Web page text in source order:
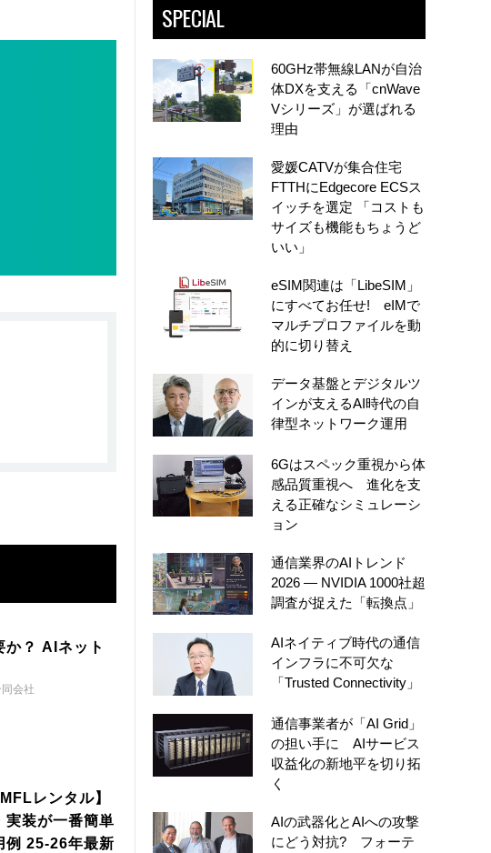
か？ AIネット
会社
レンタル】
装が一番簡単
例 25-26年最新
SPECIAL
60GHz帯無線LANが自治
体DXを支える「cnWave
Vシリーズ」が選ばれる
理由
愛媛CATVが集合住宅
FTTHにEdgecore ECSス
イッチを選定 「コストも
サイズも機能もちょうど
いい」
eSIM関連は「LibeSIM」
にすべてお任せ! eIMで
マルチプロファイルを動
的に切り替え
データ基盤とデジタルツ
インが支えるAI時代の自
律型ネットワーク運用
6Gはスペック重視から体
感品質重視へ 進化を支
える正確なシミュレーシ
ョン
通信業界のAIトレンド
2026 ― NVIDIA 1000社超
調査が捉えた「転換点」
AIネイティブ時代の通信
インフラに不可欠な
「Trusted Connectivity」
通信事業者が「AI Grid」
の担い手に AIサービス
収益化の新地平を切り拓
く
AIの武器化とAIへの攻撃
にどう対抗? フォーテ